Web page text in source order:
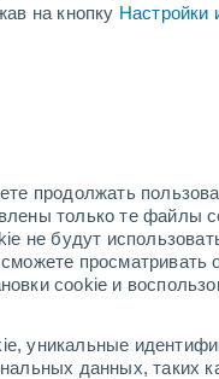
на кнопку Настройки
продолжать
только те файлы
не будут
сможете
cookie и
уникальные
данных, таких
+24°
+11°